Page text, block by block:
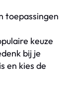
toepassingen
keuze
bij je
en kies de